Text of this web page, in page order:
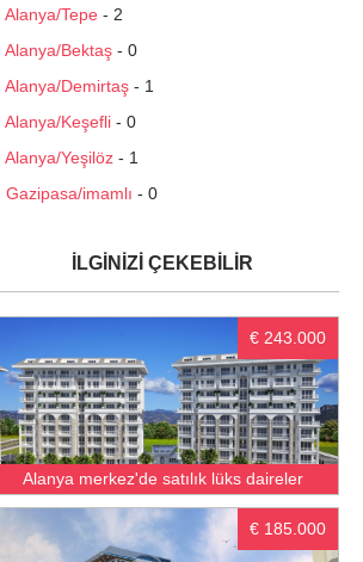
Alanya/Tepe - 2
Alanya/Bektaş - 0
Alanya/Demirtaş - 1
Alanya/Keşefli - 0
Alanya/Yeşilöz - 1
Gazipasa/imamlı - 0
İLGINIZI ÇEKEBILIR
Alanya merkez'de satılık lüks daireler
€ 243.000
€ 185.000